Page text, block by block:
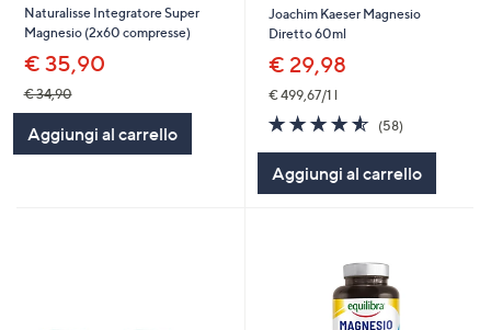
Naturalisse Integratore Super
Magnesio (2x60 compresse)
€ 35,90
€ 34,90
Aggiungi al carrello
Joachim Kaeser Magnesio
Diretto 60ml
€ 29,98
€ 499,67/1 l
4.5
of
Stars
(58)58
Aggiungi al carrello